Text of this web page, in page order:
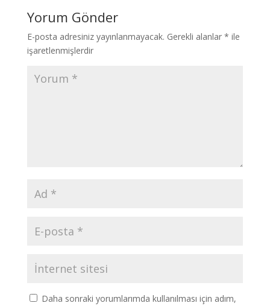
Yorum Gönder
E-posta adresiniz yayınlanmayacak. Gerekli alanlar * ile
işaretlenmişlerdir
Daha sonraki yorumlarımda kullanılması için adım,